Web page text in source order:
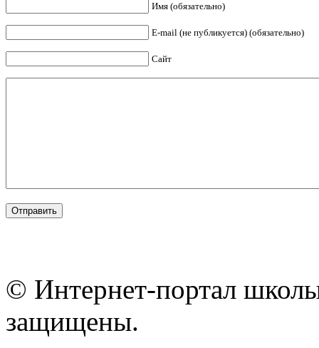
Имя (обязательно)
E-mail (не публикуется) (обязательно)
Сайт
© Интернет-портал
защищены.